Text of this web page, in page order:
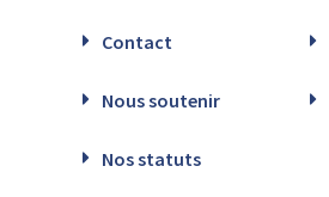
Contact
Nous soutenir
Nos statuts